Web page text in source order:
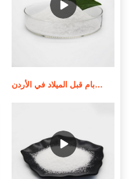
جودة عالية من الموردين الندف بام قبل الميلاد في الأردن